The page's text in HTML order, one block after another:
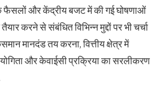
और केंद्रीय बजट में की गई घोषणाओं
करने से संबंधित विभिन्न मुद्दों पर भी चर्चा
मानदंड तय करना, वित्तीय क्षेत्र में
और केवाईसी प्रक्रिया का सरलीकरण